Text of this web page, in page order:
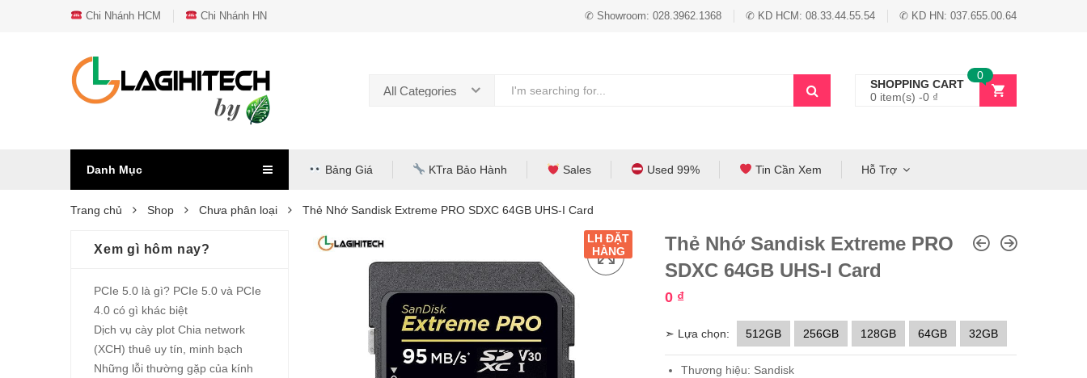
Chi Nhánh HCM Chi Nhánh HN ✆ Showroom: 028.3962.1368 ✆ KD HCM: 08.33.44.55.54 ✆ KD HN: 037.655.00.64
All Categories
SHOPPING CART
0 item(s) -0 ₫
0
Danh Mục Bảng Giá KTra Bảo Hành Sales Used 99% Tin Cần Xem Hỗ Trợ
Trang chủ Shop Chưa phân loại Thẻ Nhớ Sandisk Extreme PRO SDXC 64GB UHS-I Card
LH ĐẶT
HÀNG
Thẻ Nhớ Sandisk Extreme PRO
SDXC 64GB UHS-I Card
0 ₫
➣ Lựa chọn: 512GB 256GB 128GB 64GB 32GB
Thương hiệu: Sandisk
Xem gì hôm nay?
PCIe 5.0 là gì? PCIe 5.0 và PCIe
4.0 có gì khác biệt
Dịch vụ cày plot Chia network
(XCH) thuê uy tín, minh bạch
Những lỗi thường gặp của kính